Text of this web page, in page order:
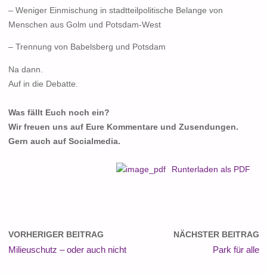
– Weniger Einmischung in stadtteilpolitische Belange von
Menschen aus Golm und Potsdam-West
– Trennung von Babelsberg und Potsdam
Na dann.
Auf in die Debatte.
Was fällt Euch noch ein?
Wir freuen uns auf Eure Kommentare und Zusendungen.
Gern auch auf Socialmedia.
Runterladen als PDF
VORHERIGER BEITRAG
Milieuschutz – oder auch nicht
NÄCHSTER BEITRAG
Park für alle